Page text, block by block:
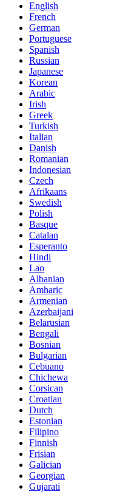
English
French
German
Portuguese
Spanish
Russian
Japanese
Korean
Arabic
Irish
Greek
Turkish
Italian
Danish
Romanian
Indonesian
Czech
Afrikaans
Swedish
Polish
Basque
Catalan
Esperanto
Hindi
Lao
Albanian
Amharic
Armenian
Azerbaijani
Belarusian
Bengali
Bosnian
Bulgarian
Cebuano
Chichewa
Corsican
Croatian
Dutch
Estonian
Filipino
Finnish
Frisian
Galician
Georgian
Gujarati